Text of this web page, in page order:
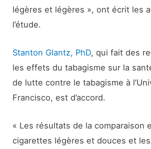
légères et légères », ont écrit les
l’étude.
Stanton Glantz, PhD, qui fait des
les effets du tabagisme sur la
de lutte contre le tabagisme à
Francisco, est d’accord.
« Les résultats de la comparaison
cigarettes légères et douces et